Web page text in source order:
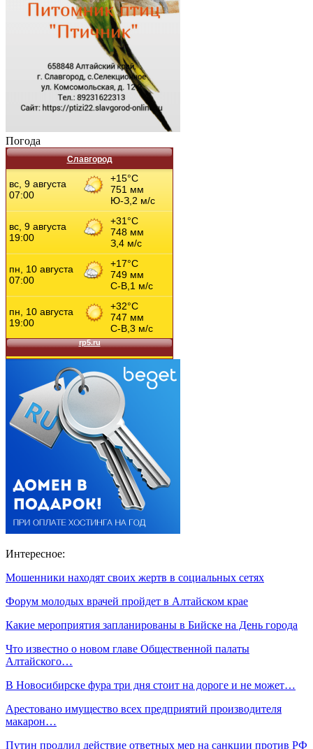
Погода
Славгород
Интересное:
Мошенники находят своих жертв в социальных сетях
Форум молодых врачей пройдет в Алтайском крае
Какие мероприятия запланированы в Бийске на День города
Что известно о новом главе Общественной палаты
Алтайского…
В Новосибирске фура три дня стоит на дороге и не может…
Арестовано имущество всех предприятий производителя
макарон…
Путин продлил действие ответных мер на санкции против РФ